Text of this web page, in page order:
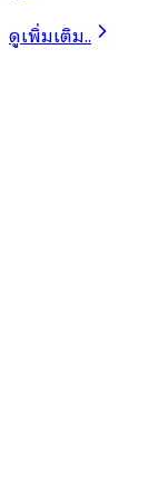
ดูเพิ่มเติม..